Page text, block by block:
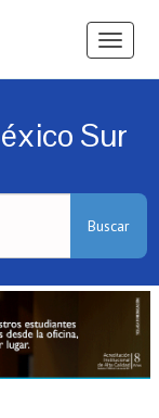
Ver
Sur
Buscar